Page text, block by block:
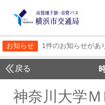
お知らせ 1件のお知らせがあ
戻る
神奈川大学